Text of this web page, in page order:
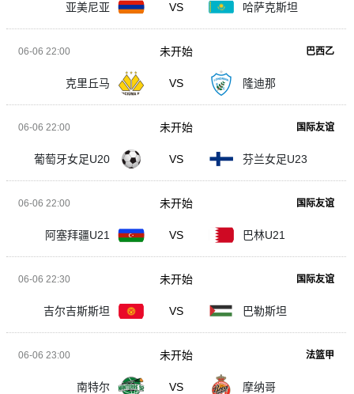
亚美尼亚 VS 哈萨克斯坦
06-06 22:00 巴西乙
克里丘马 VS 隆迪那
未开始
06-06 22:00 国际友谊
葡萄牙女足U20 VS 芬兰女足U23
未开始
06-06 22:00 国际友谊
阿塞拜疆U21 VS 巴林U21
未开始
06-06 22:30 国际友谊
吉尔吉斯斯坦 VS 巴勒斯坦
未开始
06-06 23:00 法篮甲
南特尔 VS 摩纳哥
未开始